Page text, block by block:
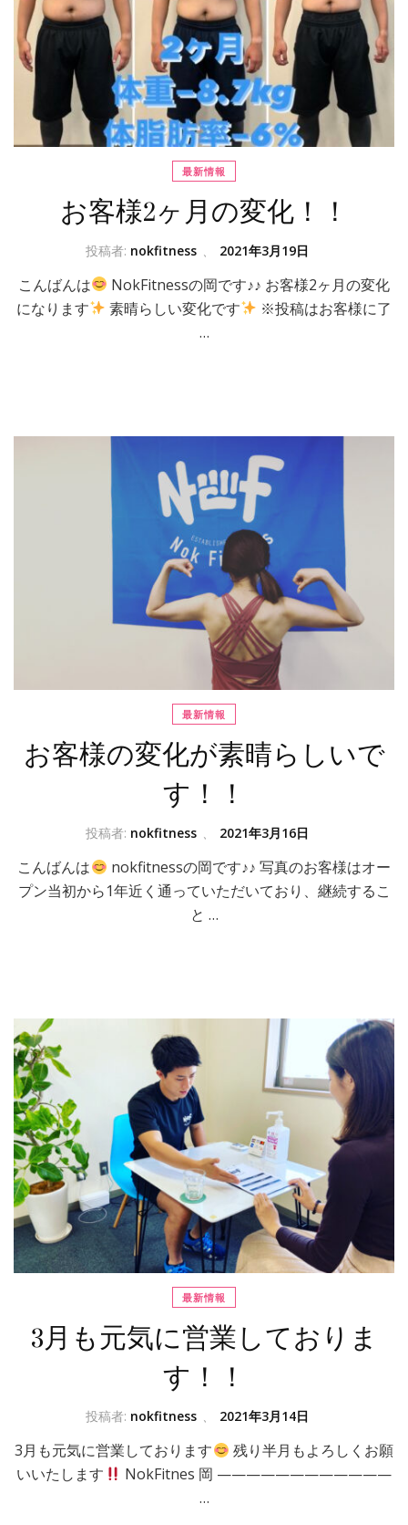
最新情報
お客様2ヶ月の変化！！
投稿者: nokfitness 2021年3月19日
こんばんは
NokFitnessの岡です♪♪ お客様2ヶ月の変化
になります
素晴らしい変化です
※投稿はお客様に了
…
最新情報
お客様の変化が素晴らしいで
す！！
投稿者: nokfitness 、 2021年3月16日
こんばんは
nokfitnessの岡です♪♪ 写真のお客様はオー
プン当初から1年近く通っていただいており、継続するこ
と …
最新情報
3月も元気に営業しておりま
す！！
投稿者: nokfitness 、 2021年3月14日
3月も元気に営業しております
残り半月もよろしくお願
いいたします
NokFitnes 岡 ————————————
…